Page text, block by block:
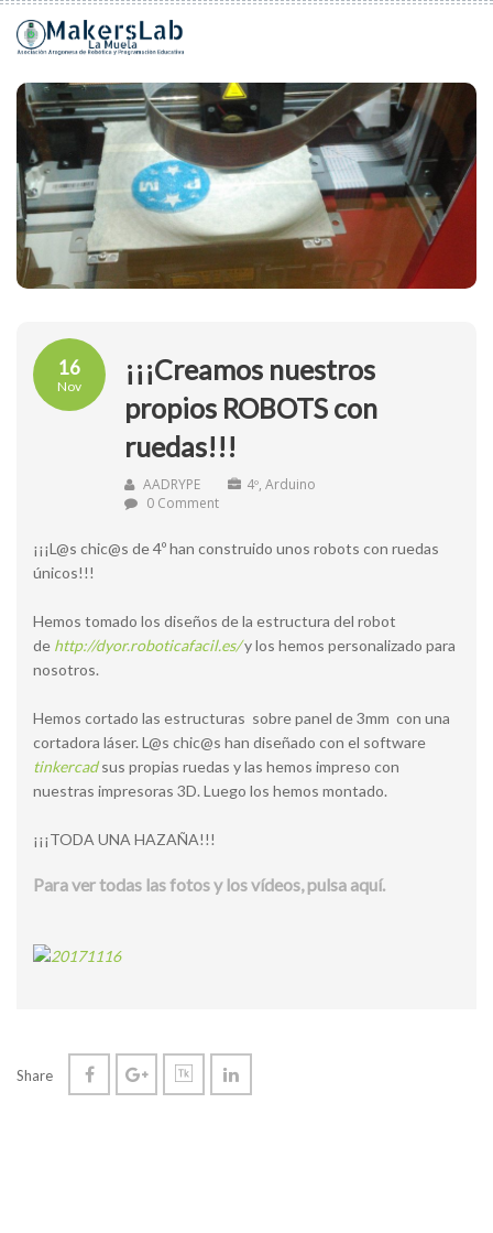
16
Nov
¡¡¡Creamos nuestros
propios ROBOTS con
ruedas!!!
AADRYPE 4º, Arduino
0 Comment
¡¡¡L@s chic@s de 4º han construido unos robots con ruedas
únicos!!!
Hemos tomado los diseños de la estructura del robot
de http://dyor.roboticafacil.es/y los hemos personalizado para
nosotros.
Hemos cortado las estructuras sobre panel de 3mm con una
cortadora láser. L@s chic@s han diseñado con el software
tinkercadsus propias ruedas y las hemos impreso con
nuestras impresoras 3D. Luego los hemos montado.
¡¡¡TODA UNA HAZAÑA!!!
Para ver todas las fotos y los vídeos, pulsa aquí.
Share